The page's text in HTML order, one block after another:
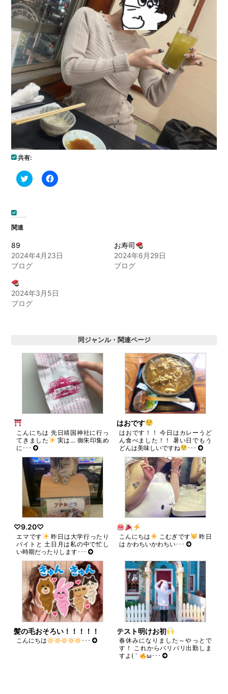
共有:
ク
リ
い
ウ
ィ
ウ
で
開
Facebook
で
し
い
(新
開
き
ま
す)
関連
89
2024年4月23日
ブログ
お寿司
2024年6月29日
ブログ
2024年3月5日
ブログ
同ジャンル・関連ページ
こんにちは 先日靖国神社に行っ
てきました
実は… 御朱印集め
に･･･
はおです
はおです！！ 今日はカレーうど
ん食べました！！ 暑い日でもう
どんは美味しいですね
･･･
♡9.20♡
エマです
昨日は大学行ったり
バイトと 土日月は私の中で忙し
い時期だったりします･･･
こんにちは こむぎです
昨日
は かわちいかわちい･･･
髪の毛おそろい！！！！！
こんにちは ･･･
テスト明けお初
春休みになりました～やっとで
す！ これからバリバリ出勤しま
すよ(｀
ω･･･